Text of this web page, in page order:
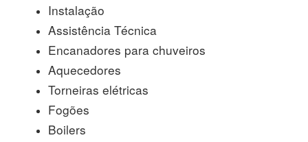
Instalação
Assistência Técnica
Encanadores para chuveiros
Aquecedores
Torneiras elétricas
Fogões
Boilers